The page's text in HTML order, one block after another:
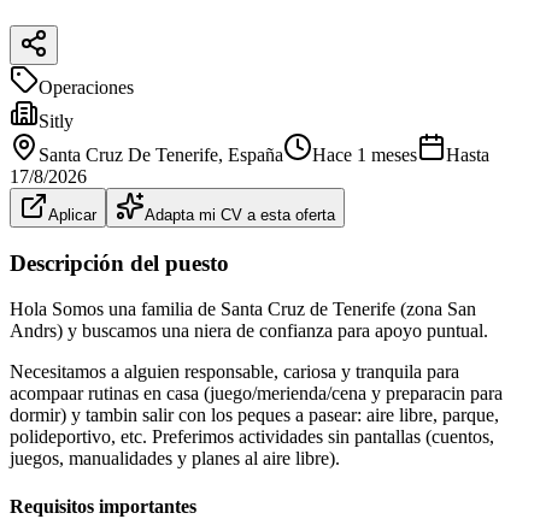
Operaciones
Sitly
Santa Cruz De Tenerife, España Hace 1 meses
Hasta
17/8/2026
Aplicar Adapta mi CV a esta oferta
Descripción del puesto
Hola Somos una familia de Santa Cruz de Tenerife (zona San
Andrs) y buscamos una niera de confianza para apoyo puntual.
Necesitamos a alguien responsable, cariosa y tranquila para
acompaar rutinas en casa (juego/merienda/cena y preparacin para
dormir) y tambin salir con los peques a pasear: aire libre, parque,
polideportivo, etc. Preferimos actividades sin pantallas (cuentos,
juegos, manualidades y planes al aire libre).
Requisitos importantes